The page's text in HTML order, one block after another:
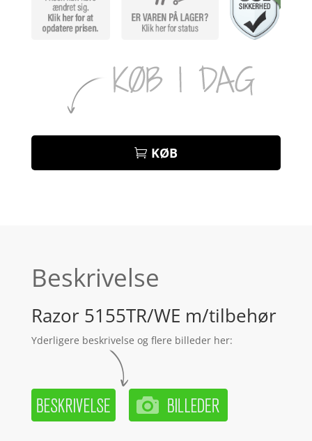
KØB
Beskrivelse
Razor 5155TR/WE m/tilbehør
Yderligere beskrivelse og flere billeder her: